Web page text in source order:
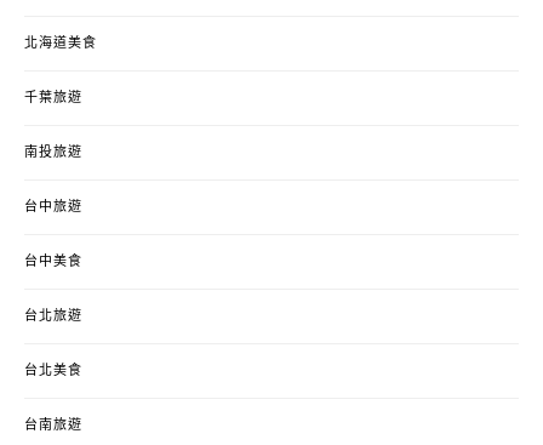
北海道美食
千葉旅遊
南投旅遊
台中旅遊
台中美食
台北旅遊
台北美食
台南旅遊